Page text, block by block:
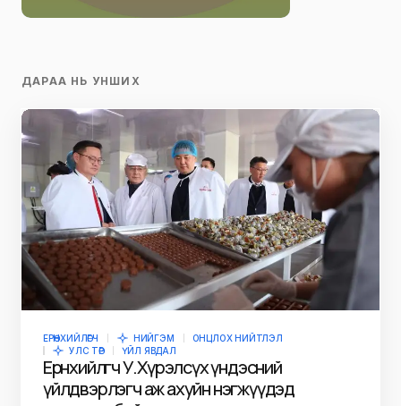
ДАРАА НЬ УНШИХ
ЕРӨНХИЙЛӨГЧ НИЙГЭМ
ОНЦЛОХ НИЙТЛЭЛ
УЛС ТӨР
ҮЙЛ ЯВДАЛ
Ерөнхийлөгч У.Хүрэлсүх үндэсний
үйлдвэрлэгч аж ахуйн нэгжүүдэд